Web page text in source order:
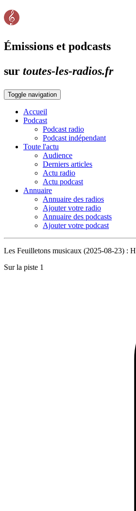
Émissions et podcasts
sur toutes-les-radios.fr
Toggle navigation
Accueil
Podcast
Podcast radio
Podcast indépendant
Toute l'actu
Audience
Derniers articles
Actu radio
Actu podcast
Annuaire
Annuaire des radios
Ajouter votre radio
Annuaire des podcasts
Ajouter votre podcast
Les Feuilletons musicaux (2025-08-23) :
Sur la piste 1